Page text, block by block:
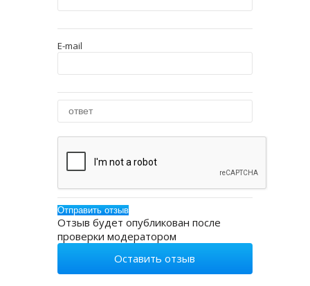
E-mail
Отзыв будет опубликован после
проверки модератором
Оставить отзыв